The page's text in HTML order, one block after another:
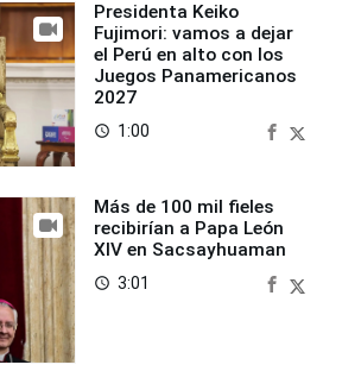
Presidenta Keiko
Fujimori: vamos a dejar
el Perú en alto con los
Juegos Panamericanos
2027
access_time 1:00
Más de 100 mil fieles
recibirían a Papa León
XIV en Sacsayhuaman
access_time 3:01